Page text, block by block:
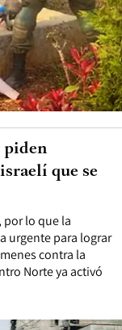
por lo que la
urgente para lograr
contra la
Norte ya activó
piden
que se